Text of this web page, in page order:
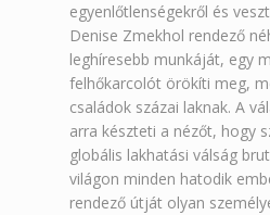
egyenlőtlenségekről és
Denise Zmekhol rendező
leghíresebb munkáját, egy
felhőkarcolót örökíti meg,
családok százai laknak. A
arra készteti a nézőt, hogy
globális lakhatási válság
világon minden hatodik
rendező útját olyan